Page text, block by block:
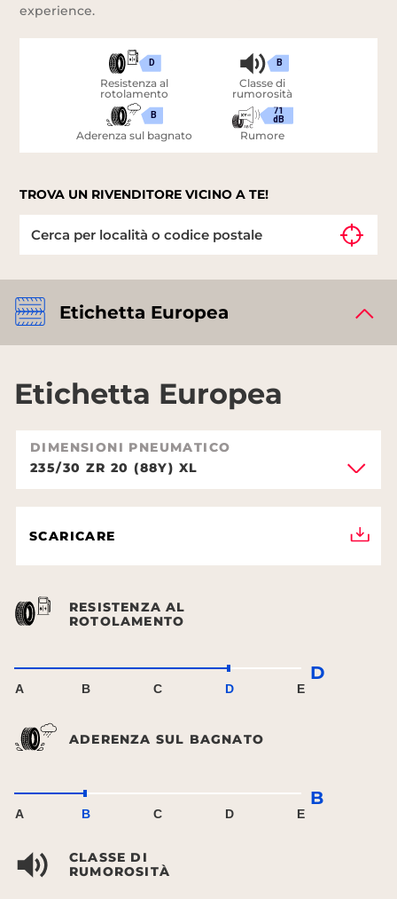
experience.
D
Resistenza al
rotolamento
B
Aderenza sul bagnato
B
Classe di
rumorosità
71
dB
Rumore
TROVA UN RIVENDITORE VICINO A TE!
Etichetta Europea
Etichetta Europea
DIMENSIONI PNEUMATICO
235/30 ZR 20 (88Y) XL
SCARICARE
RESISTENZA AL
ROTOLAMENTO
A B C D E
D
ADERENZA SUL BAGNATO
A B C D E
B
CLASSE DI
RUMOROSITÀ